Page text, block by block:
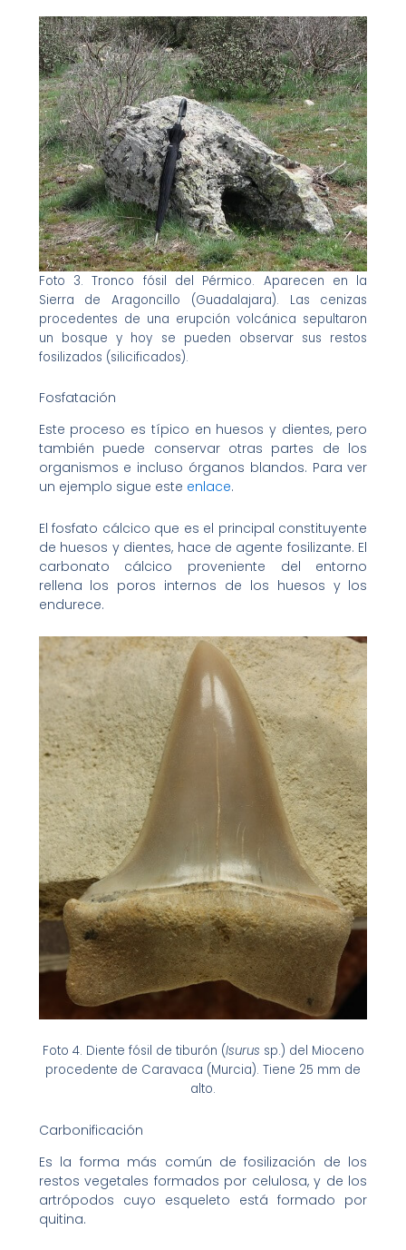
Foto 3. Tronco fósil del Pérmico. Aparecen en la
Sierra de Aragoncillo (Guadalajara). Las cenizas
procedentes de una erupción volcánica sepultaron
un bosque y hoy se pueden observar sus restos
fosilizados (silicificados).
Fosfatación
Este proceso es típico en huesos y dientes, pero
también puede conservar otras partes de los
organismos e incluso órganos blandos. Para ver
un ejemplo sigue este enlace.
El fosfato cálcico que es el principal constituyente
de huesos y dientes, hace de agente fosilizante. El
carbonato cálcico proveniente del entorno
rellena los poros internos de los huesos y los
endurece.
Foto 4. Diente fósil de tiburón (Isurus sp.) del Mioceno
procedente de Caravaca (Murcia). Tiene 25 mm de
alto.
Carbonificación
Es la forma más común de fosilización de los
restos vegetales formados por celulosa, y de los
artrópodos cuyo esqueleto está formado por
quitina.